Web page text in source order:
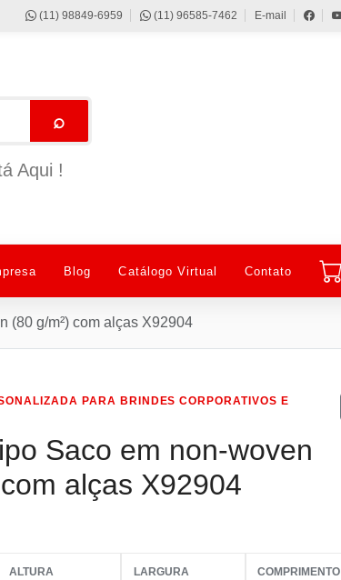
(11) 98849-6959 (11) 96585-7462 E-mail
⌕
Aqui !
Blog Catálogo Virtual Contato
(80 g/m²) com alças X92904
PARA BRINDES CORPORATIVOS E
Saco em non-woven
alças X92904
ALTURA LARGURA COMPRIMENTO